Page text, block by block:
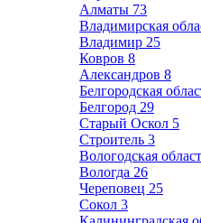
Алматы 73
Владимирская
Владимир 25
Ковров 8
Александров 8
Белгородская
Белгород 29
Старый Оскол 5
Строитель 3
Вологодская
Вологда 26
Череповец 25
Сокол 3